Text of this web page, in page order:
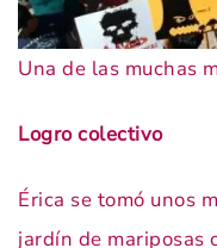
Una de las muchas
Logro colectivo
Érica se tomó unos
jardín de mariposas